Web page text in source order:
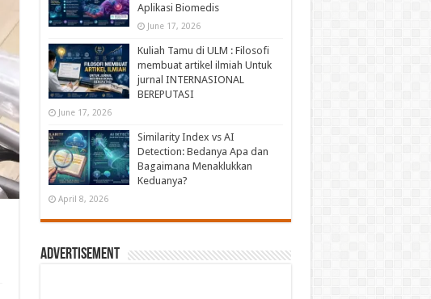
Aplikasi Biomedis
June 17, 2026
Kuliah Tamu di ULM : Filosofi
membuat artikel ilmiah Untuk
jurnal INTERNASIONAL
BEREPUTASI
June 17, 2026
Similarity Index vs AI
Detection: Bedanya Apa dan
Bagaimana Menaklukkan
Keduanya?
April 8, 2026
Advertisement